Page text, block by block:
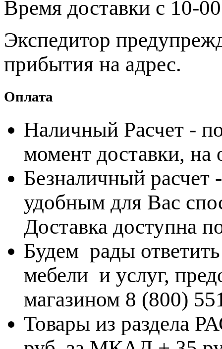
Время доставки с 10-
Экспедитор
прибытия на адрес.
Оплата
Наличный Расчет -
момент доставки, на
Безналичный
удобным для Вас
Доставка доступна
Будем рады
мебели и услуг,
магазином 8 (800)
Товары из раздела